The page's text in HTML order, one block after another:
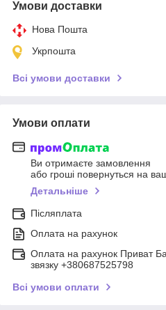
Умови доставки
Нова Пошта
Укрпошта
Всі умови доставки
Умови оплати
Ви отримаєте замовлення
або гроші повернуться на
Детальніше
Післяплата
Оплата на рахунок
Оплата на рахунок Приват
звязку +380687525798
Всі умови оплати